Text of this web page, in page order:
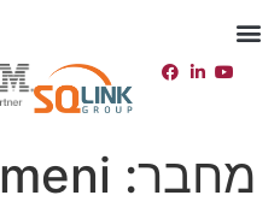
מחבר: meni